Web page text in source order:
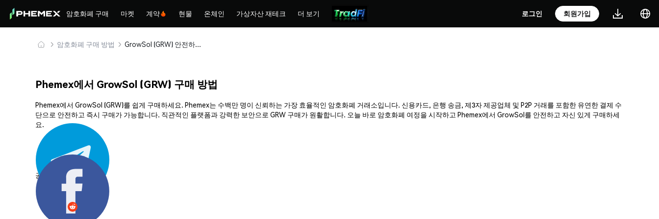
암호화폐 구매 마켓 계약 현물 온체인 가상자산 재테크 더 보기 로그인 회원가입
암호화폐 구매 방법 GrowSol (GRW) 안전하게 구매 및 보관
Phemex에서 GrowSol (GRW) 구매 방법
Phemex에서 GrowSol (GRW)를 쉽게 구매하세요. Phemex는 수백만 명이 신뢰하는 가장 효율적인 암호화폐 거래소입니다. 신용카드, 은행 송금, 제3자 제공업체 및 P2P 거래를 포함한 유연한 결제 수
단으로 안전하고 즉시 구매가 가능합니다. 직관적인 플랫폼과 강력한 보안으로 GRW 구매가 원활합니다. 오늘 바로 암호화폐 여정을 시작하고 Phemex에서 GrowSol를 안전하고 자신 있게 구매하세
요.
공유하기: